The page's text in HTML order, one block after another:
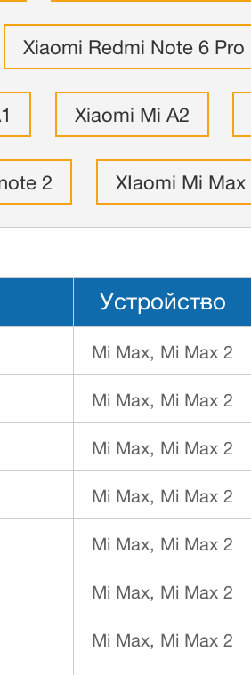
Xiaomi Redmi Note 6 Pro
Xiaomi Mi A2
2 XIaomi Mi Max
Устройство
Mi Max, Mi Max 2
Mi Max, Mi Max 2
Mi Max, Mi Max 2
Mi Max, Mi Max 2
Mi Max, Mi Max 2
Mi Max, Mi Max 2
Mi Max, Mi Max 2